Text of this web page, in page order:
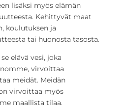
lisäksi myös elämän
Kehittyvät maat
koulutuksen ja
tai huonosta tasosta.
elävä vesi, joka
virvoittaa
meidät. Meidän
virvoittaa myös
maallista tilaa.